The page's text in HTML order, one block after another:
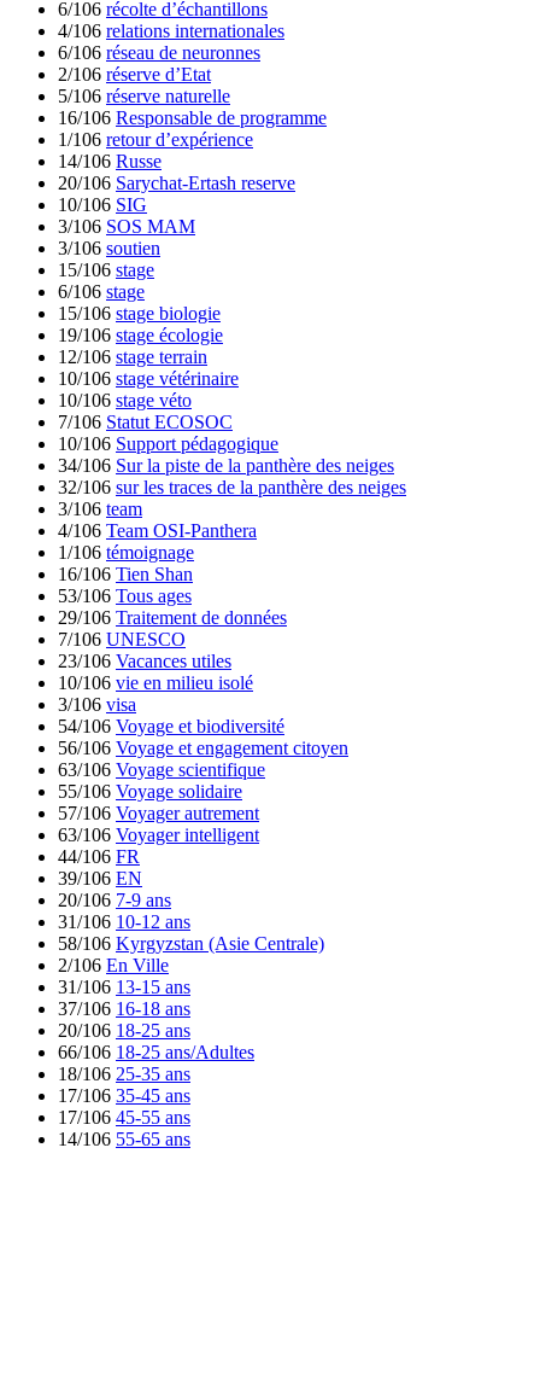
6/106 récolte d’échantillons
4/106 relations internationales
6/106 réseau de neuronnes
2/106 réserve d’Etat
5/106 réserve naturelle
16/106 Responsable de programme
1/106 retour d’expérience
14/106 Russe
20/106 Sarychat-Ertash reserve
10/106 SIG
3/106 SOS MAM
3/106 soutien
15/106 stage
6/106 stage
15/106 stage biologie
19/106 stage écologie
12/106 stage terrain
10/106 stage vétérinaire
10/106 stage véto
7/106 Statut ECOSOC
10/106 Support pédagogique
34/106 Sur la piste de la panthère des neiges
32/106 sur les traces de la panthère des neiges
3/106 team
4/106 Team OSI-Panthera
1/106 témoignage
16/106 Tien Shan
53/106 Tous ages
29/106 Traitement de données
7/106 UNESCO
23/106 Vacances utiles
10/106 vie en milieu isolé
3/106 visa
54/106 Voyage et biodiversité
56/106 Voyage et engagement citoyen
63/106 Voyage scientifique
55/106 Voyage solidaire
57/106 Voyager autrement
63/106 Voyager intelligent
44/106 FR
39/106 EN
20/106 7-9 ans
31/106 10-12 ans
58/106 Kyrgyzstan (Asie Centrale)
2/106 En Ville
31/106 13-15 ans
37/106 16-18 ans
20/106 18-25 ans
66/106 18-25 ans/Adultes
18/106 25-35 ans
17/106 35-45 ans
17/106 45-55 ans
14/106 55-65 ans